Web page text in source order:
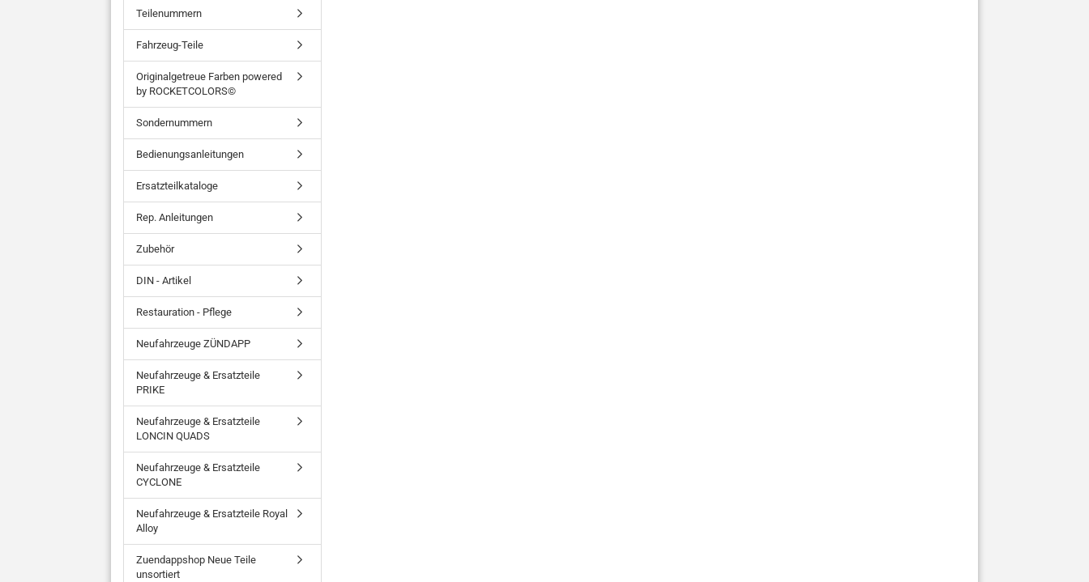
Teilenummern
Fahrzeug-Teile
Originalgetreue Farben powered
by ROCKETCOLORS©
Sondernummern
Bedienungsanleitungen
Ersatzteilkataloge
Rep. Anleitungen
Zubehör
DIN - Artikel
Restauration - Pflege
Neufahrzeuge ZÜNDAPP
Neufahrzeuge & Ersatzteile
PRIKE
Neufahrzeuge & Ersatzteile
LONCIN QUADS
Neufahrzeuge & Ersatzteile
CYCLONE
Neufahrzeuge & Ersatzteile Royal
Alloy
Zuendappshop Neue Teile
unsortiert